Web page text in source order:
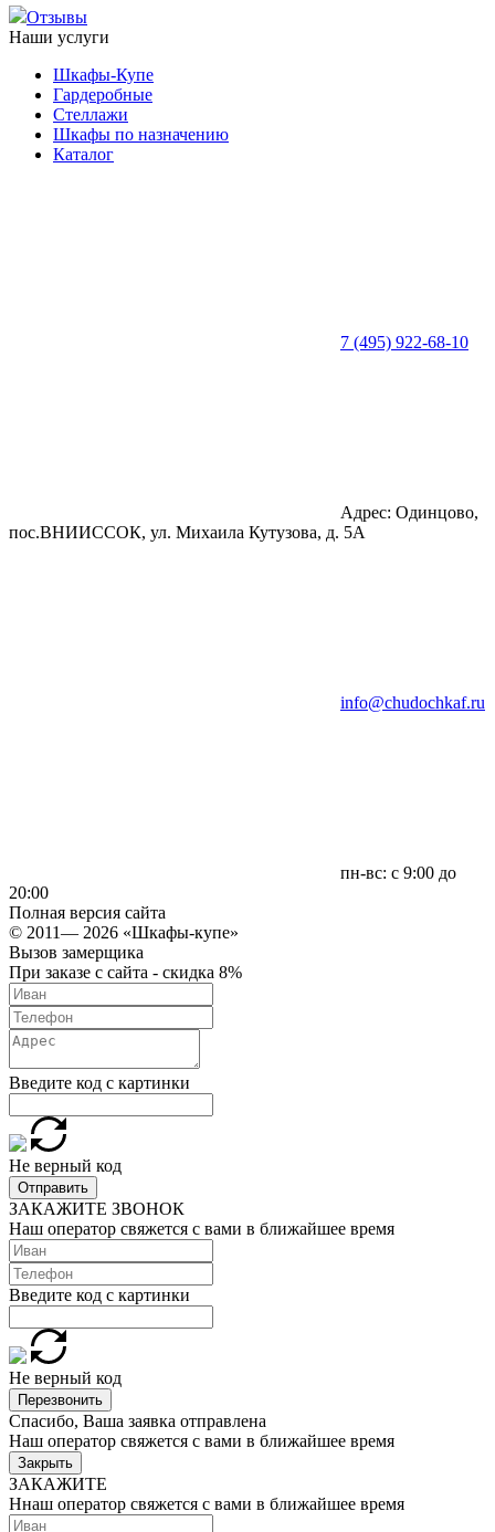
Отзывы
Наши услуги
Шкафы-Купе
Гардеробные
Стеллажи
Шкафы по назначению
Каталог
7 (495) 922-68-10
Адрес: Одинцово,
пос.ВНИИССОК, ул. Михаила Кутузова, д. 5А
info@chudochkaf.ru
пн-вс: с 9:00 до
20:00
Полная версия сайта
© 2011— 2026 «Шкафы-купе»
Вызов замерщика
При заказе с сайта - скидка 8%
Введите код с картинки
Не верный код
Отправить
ЗАКАЖИТЕ ЗВОНОК
Наш оператор свяжется с вами в ближайшее время
Введите код с картинки
Не верный код
Перезвонить
Спасибо, Ваша заявка отправлена
Наш оператор свяжется с вами в ближайшее время
Закрыть
ЗАКАЖИТЕ
Ннаш оператор свяжется с вами в ближайшее время